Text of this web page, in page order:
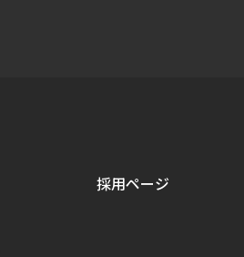
採用ページ